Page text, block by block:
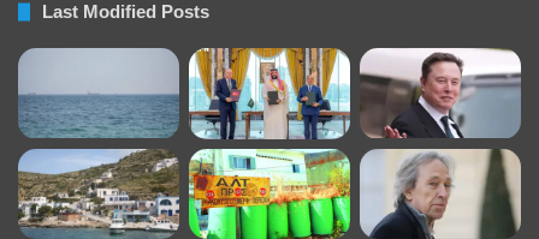
Last Modified Posts